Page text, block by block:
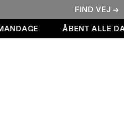
FIND VEJ →
— også mandageÅBENT ALLE